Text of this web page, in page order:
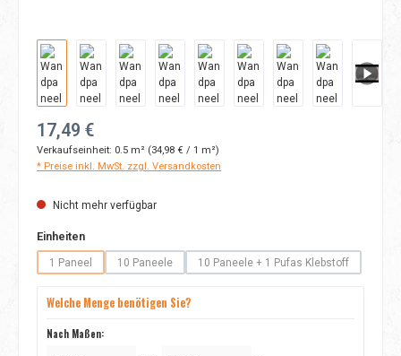
Regulärer Preis:
17,49 €
Verkaufseinheit: 0.5 m² (34,98 € / 1 m²)
* Preise inkl. MwSt. zzgl. Versandkosten
Nicht mehr verfügbar
Einheitenauswählen
1 Paneel
(Diese Option ist zurzeit nicht verfügbar.)
10 Paneele
(Diese Option ist zurzeit nicht verfügbar.)
10 Paneele + 1 Pufas Klebstoff
(Diese Option ist zurzeit
Welche Menge benötigen Sie?
Nach Maßen: